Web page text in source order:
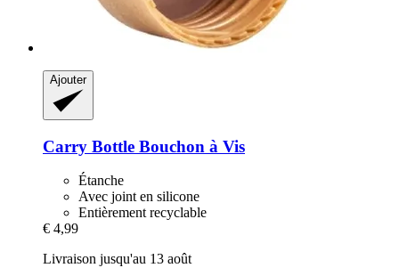
Ajouter
Carry Bottle Bouchon à Vis
Étanche
Avec joint en silicone
Entièrement recyclable
€ 4,99
Livraison jusqu'au 13 août